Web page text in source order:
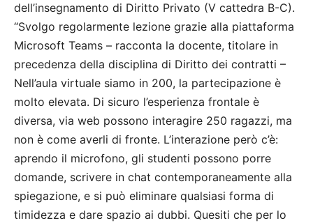
dell’insegnamento di Diritto Privato (V cattedra B-C).
“Svolgo regolarmente lezione grazie alla piattaforma
Microsoft Teams – racconta la docente, titolare in
precedenza della disciplina di Diritto dei contratti –
Nell’aula virtuale siamo in 200, la partecipazione è
molto elevata. Di sicuro l’esperienza frontale è
diversa, via web possono interagire 250 ragazzi, ma
non è come averli di fronte. L’interazione però c’è:
aprendo il microfono, gli studenti possono porre
domande, scrivere in chat contemporaneamente alla
spiegazione, e si può eliminare qualsiasi forma di
timidezza e dare spazio ai dubbi. Quesiti che per lo